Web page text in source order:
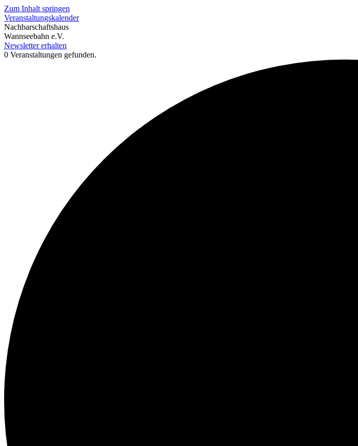
Zum Inhalt springen
Veranstaltungskalender
Nachbarschaftshaus
Wannseebahn e.V.
Newsletter erhalten
0 Veranstaltungen gefunden.